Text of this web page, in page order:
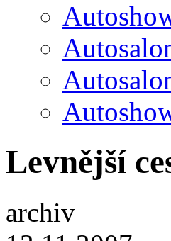
Levnější
archiv